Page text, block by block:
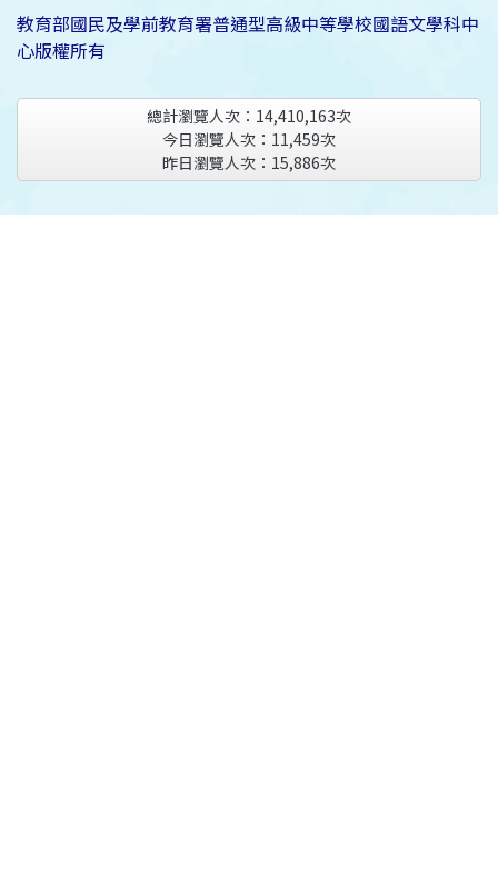
教育部國民及學前教育署普通型高級中等學校國語文學科中
心版權所有
總計瀏覽人次： 14,410,163次
今日瀏覽人次： 11,459次
昨日瀏覽人次： 15,886次